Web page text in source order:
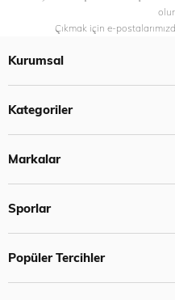
Çıkmak için e-
Kurumsal
Kategoriler
Markalar
Sporlar
Popüler Tercihler